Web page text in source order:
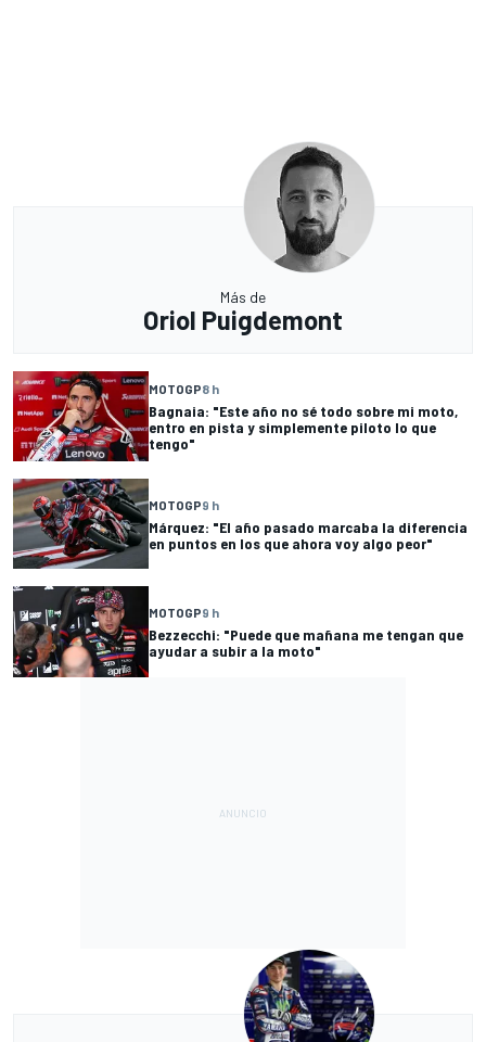
Más de
Oriol Puigdemont
MOTOGP8 h
Bagnaia: "Este año no sé todo sobre mi moto,
entro en pista y simplemente piloto lo que
tengo"
MOTOGP9 h
Márquez: "El año pasado marcaba la diferencia
en puntos en los que ahora voy algo peor"
MOTOGP9 h
Bezzecchi: "Puede que mañana me tengan que
ayudar a subir a la moto"